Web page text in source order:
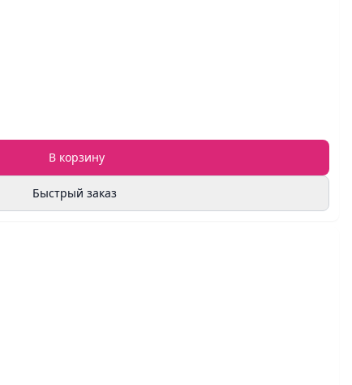
В корзину
Быстрый заказ